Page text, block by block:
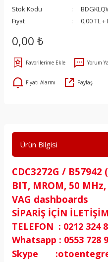
Stok Kodu
Fiyat
0,00 TL +
0,00 ₺
Yorum
Fiyatı Alarmı Paylaş
Ürün Bilgisi
CDC3272G / B57942
BIT, MROM, 50 MHz,
VAG dashboards
SİPARİŞ İÇİN
TELEFON : 0212 324
Whatsapp : 0553 728
Skype